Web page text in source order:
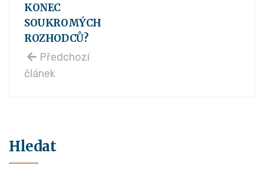
KONEC
SOUKROMÝCH
ROZHODCŮ?
Předchozí
článek
Hledat